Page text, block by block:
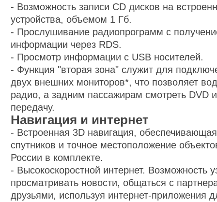
- Возможность записи CD дисков на
устройства, объемом 1 Гб.
- Прослушивание радиопрограмм с
информации через RDS.
- Просмотр информации с USB носителей.
- Функция "вторая зона" служит для
двух внешних мониторов*, что позволяет
радио, а задним пассажирам смотреть
передачу.
Навигация и интернет
- Встроенная 3D навигация,
спутников и точное местоположение
России в комплекте.
- Высокоскоростной интернет. Возможность
просматривать новости, общаться с
друзьями, используя интернет-приложения